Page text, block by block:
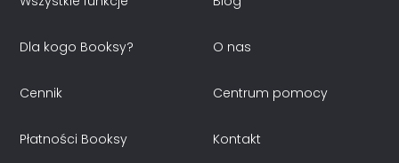
Dla kogo Booksy?
Cennik
Płatności Booksy
O nas
Centrum pomocy
Kontakt